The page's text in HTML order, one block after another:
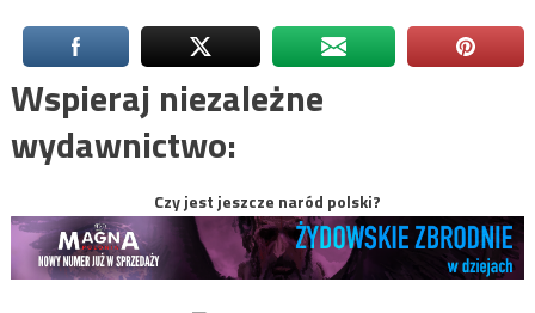
Wspieraj niezależne
wydawnictwo:
Czy jest jeszcze naród polski?